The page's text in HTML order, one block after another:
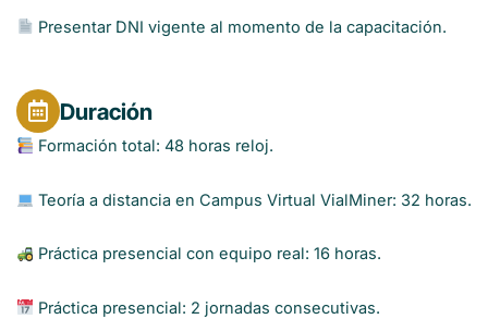
Presentar DNI vigente al momento de la capacitación.
Duración
Formación total: 48 horas reloj.
Teoría a distancia en Campus Virtual VialMiner: 32 horas.
Práctica presencial con equipo real: 16 horas.
Práctica presencial: 2 jornadas consecutivas.